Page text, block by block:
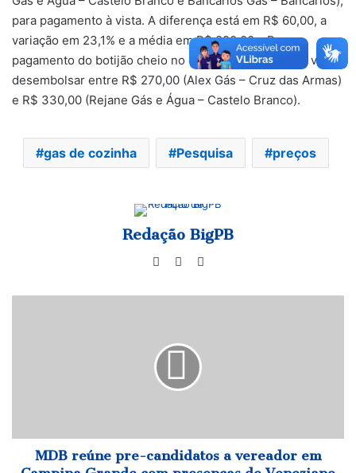
para pagamento à vista. A diferença está em R$ 60,00, a
variação em 23,1% e a média em R$ 290,00. Para
pagamento do botijão cheio no cartão, o consumidor vai
desembolsar entre R$ 270,00 (Alex Gás – Cruz das Armas)
e R$ 330,00 (Rejane Gás e Água – Castelo Branco).
gas de cozinha Pesquisa preços
Redação BigPB
WebsiteFacebook
Grande
presenças
MDB reúne pre-candidatos a vereador em